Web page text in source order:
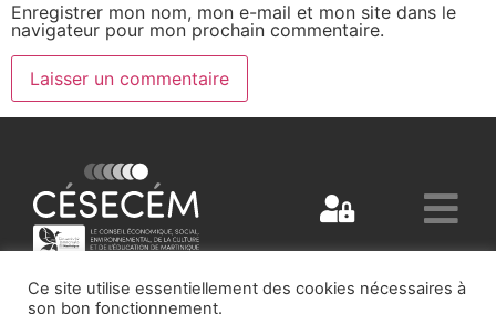
Enregistrer mon nom, mon e-mail et mon site dans le
navigateur pour mon prochain commentaire.
Ce site utilise essentiellement des cookies nécessaires à
son bon fonctionnement.